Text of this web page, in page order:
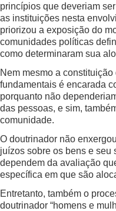
princípios que deveriam
as instituições nesta
priorizou a exposição do
comunidades políticas
como determinaram sua
Nem mesmo a
fundamentais é encarada
porquanto não
das pessoas, e sim,
comunidade.
O doutrinador não
juízos sobre os bens e
dependem da avaliação
específica em que são
Entretanto, também o
doutrinador “homens e